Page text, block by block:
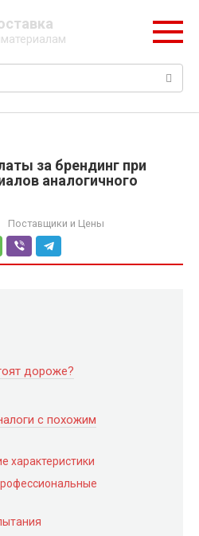
за брендинг при
аналогичного
Поставщики и Цены
дороже?
с похожим
характеристики